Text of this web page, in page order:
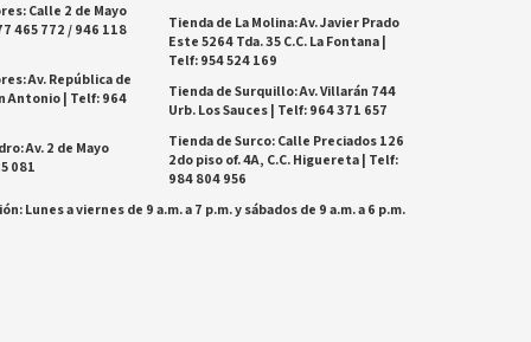
Calle 2 de Mayo
465 772 / 946 118
Av. República de
Antonio | Telf: 964
Av. 2 de Mayo
081
Tienda de La Molina: Av. Javier Prado
Este 5264 Tda. 35 C.C. La Fontana |
Telf: 954 524 169
Tienda de Surquillo: Av. Villarán 744
Urb. Los Sauces | Telf: 964 371 657
Tienda de Surco: Calle Preciados 126
2do piso of. 4A, C.C. Higuereta | Telf:
984 804 956
Lunes a viernes de 9 a.m. a 7 p.m. y sábados de 9 a.m. a 6 p.m.